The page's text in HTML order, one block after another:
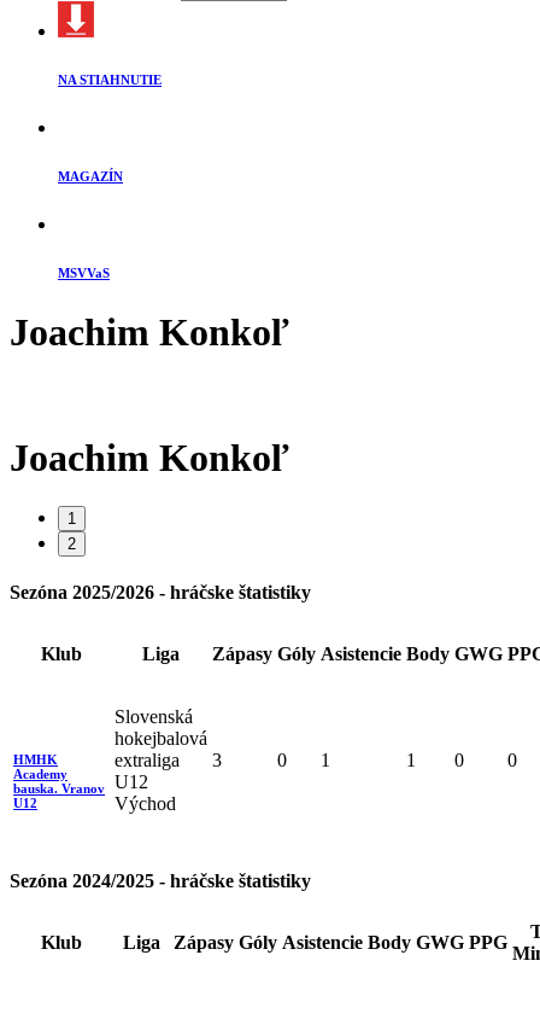
NA STIAHNUTIE
MAGAZÍN
MSVVaS
Joachim Konkoľ
Joachim Konkoľ
1
2
Sezóna 2025/2026 - hráčske štatistiky
Klub Liga Zápasy Góly Asistencie Body GWG
HMHK
Academy
bauska. Vranov
U12
Slovenská
hokejbalová
extraliga
U12
Východ
3 0 1 1 0 0
Sezóna 2024/2025 - hráčske štatistiky
Klub Liga Zápasy Góly Asistencie Body GWG PPG